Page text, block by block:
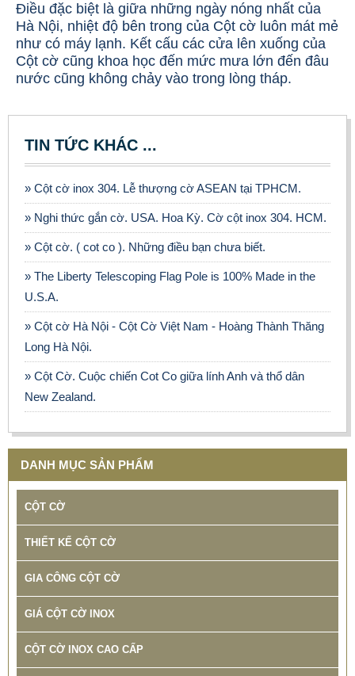
Điều đặc biệt là giữa những ngày nóng nhất của
Hà Nội, nhiệt độ bên trong của Cột cờ luôn mát mẻ
như có máy lạnh. Kết cấu các cửa lên xuống của
Cột cờ cũng khoa học đến mức mưa lớn đến đâu
nước cũng không chảy vào trong lòng tháp.
TIN TỨC KHÁC ...
» Cột cờ inox 304. Lễ thượng cờ ASEAN tại TPHCM.
» Nghi thức gắn cờ. USA. Hoa Kỳ. Cờ cột inox 304. HCM.
» Cột cờ. ( cot co ). Những điều bạn chưa biết.
» The Liberty Telescoping Flag Pole is 100% Made in the
U.S.A.
» Cột cờ Hà Nội - Cột Cờ Việt Nam - Hoàng Thành Thăng
Long Hà Nội.
» Cột Cờ. Cuộc chiến Cot Co giữa lính Anh và thổ dân
New Zealand.
DANH MỤC SẢN PHẨM
CỘT CỜ
THIẾT KẾ CỘT CỜ
GIA CÔNG CỘT CỜ
GIÁ CỘT CỜ INOX
CỘT CỜ INOX CAO CẤP